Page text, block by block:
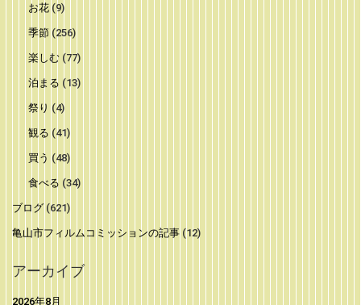
お花(9)
季節 (256)
楽しむ (77)
泊まる (13)
祭り (4)
観る (41)
買う (48)
食べる (34)
ブログ (621)
亀山市フィルムコミッションの記事 (12)
アーカイブ
2026年8月